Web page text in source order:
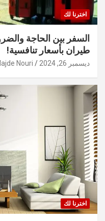
اخترنا لك
السفر بين الحاجة
طيران بأسعار تنافسية!
ديسمبر 26, 2024 Nouri
اخترنا لك